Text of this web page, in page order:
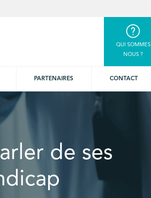
QUI SOMMES
NOUS ?
PARTENAIRES CONTACT
de ses